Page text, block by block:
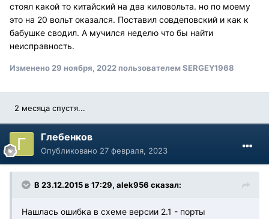
стоял какой то китайский на два киловольта. но по моему
это на 20 вольт оказался. Поставил совдеповский и как к
бабушке сводил. А мучился неделю что бы найти
неисправность.
Изменено29 ноября, 2022пользователем SERGEY1968
2 месяца спустя...
Глебенков
Опубликовано 27 февраля, 2023
В 23.12.2015 в 17:29, alek956 сказал:
Нашлась ошибка в схеме версии 2.1 - порты